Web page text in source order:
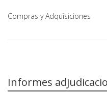
Compras y Adquisiciones
Informes